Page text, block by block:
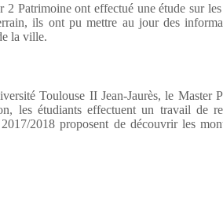
Patrimoine ont effectué une étude sur
ils ont pu mettre au jour des
la ville.
Toulouse II Jean-Jaurès, le Master
les étudiants effectuent un travail de
2018 proposent de découvrir les